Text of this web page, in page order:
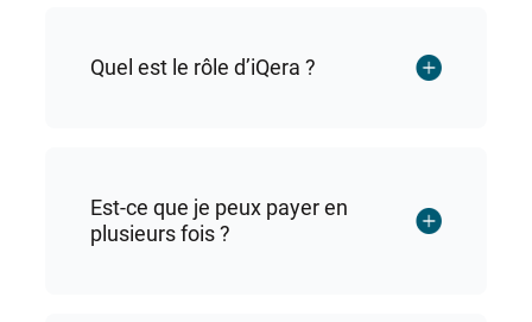
Quel est le rôle d’iQera ?
Est-ce que je peux payer en
plusieurs fois ?